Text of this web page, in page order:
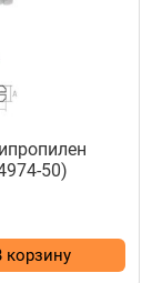
50)
корзину